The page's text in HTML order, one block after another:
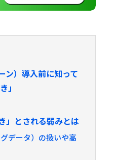
）導入前に知って
」
とされる弱みとは
データ）の扱いや高